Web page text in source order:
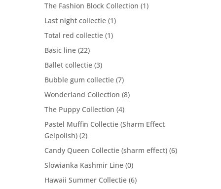
The Fashion Block Collection (1)
Last night collectie (1)
Total red collectie (1)
Basic line (22)
Ballet collectie (3)
Bubble gum collectie (7)
Wonderland Collection (8)
The Puppy Collection (4)
Pastel Muffin Collectie (Sharm Effect
Gelpolish) (2)
Candy Queen Collectie (sharm effect) (6)
Slowianka Kashmir Line (0)
Hawaii Summer Collectie (6)